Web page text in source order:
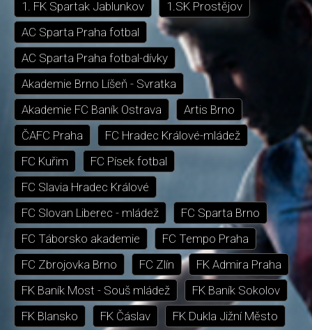
1. FK Spartak Jablunkov
1.SK Prostějov
AC Sparta Praha fotbal
AC Sparta Praha fotbal-dívky
Akademie Brno Líšeň - Svratka
Akademie FC Baník Ostrava
Artis Brno
ČAFC Praha
FC Hradec Králové-mládež
FC Kuřim
FC Písek fotbal
FC Slavia Hradec Králové
FC Slovan Liberec - mládež
FC Sparta Brno
FC Táborsko akademie
FC Tempo Praha
FC Zbrojovka Brno
FC Zlín
FK Admira Praha
FK Baník Most - Souš mládež
FK Baník Sokolov
FK Blansko
FK Čáslav
FK Dukla Jižní Město